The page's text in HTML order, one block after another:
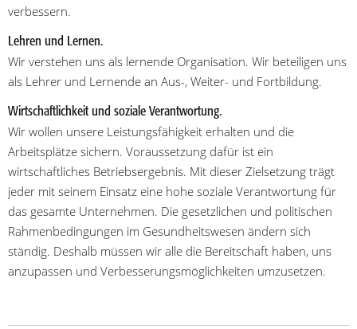
verbessern.
Lehren und Lernen.
Wir verstehen uns als lernende Organisation. Wir beteiligen uns
als Lehrer und Lernende an Aus-, Weiter- und Fortbildung.
Wirtschaftlichkeit und soziale Verantwortung.
Wir wollen unsere Leistungsfähigkeit erhalten und die
Arbeitsplätze sichern. Voraussetzung dafür ist ein
wirtschaftliches Betriebsergebnis. Mit dieser Zielsetzung trägt
jeder mit seinem Einsatz eine hohe soziale Verantwortung für
das gesamte Unternehmen. Die gesetzlichen und politischen
Rahmenbedingungen im Gesundheitswesen ändern sich
ständig. Deshalb müssen wir alle die Bereitschaft haben, uns
anzupassen und Verbesserungsmöglichkeiten umzusetzen.